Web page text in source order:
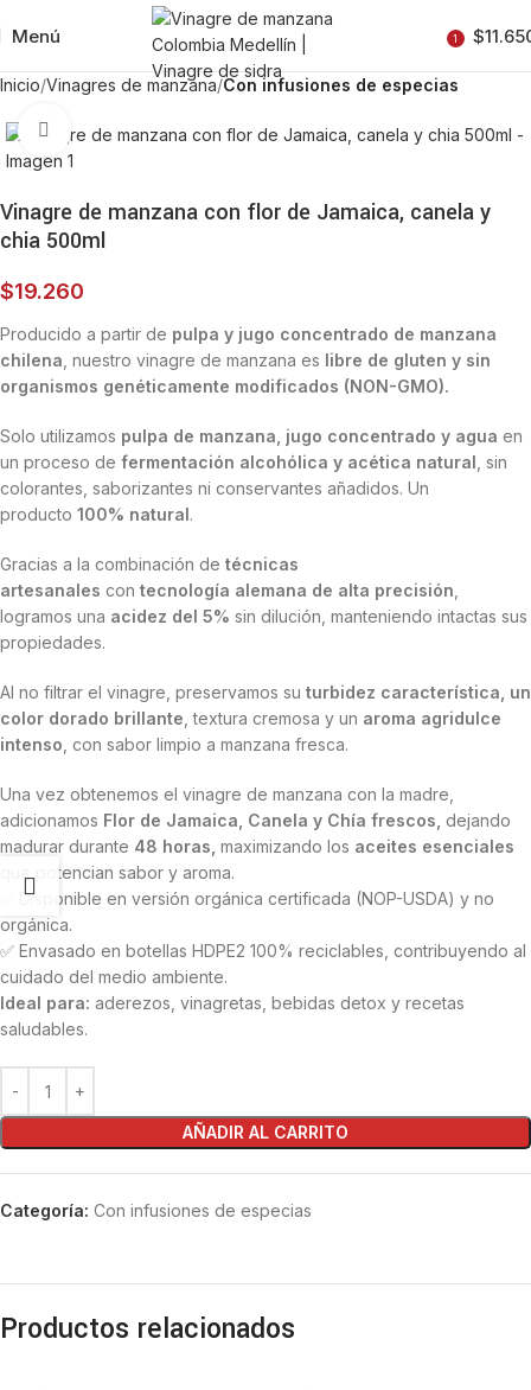
Menú 1 $
Inicio Vinagres de manzana Con infusiones de especias
Clic para ampliar
Vinagre de manzana con flor de Jamaica, canela y
chia 500ml
$19.260
Producido a partir de pulpa y jugo concentrado de manzana
chilena , nuestro vinagre de manzana es libre de gluten y sin
organismos genéticamente modificados (NON-GMO).
Solo utilizamos pulpa de manzana, jugo concentrado y agua en
un proceso de fermentación alcohólica y acética natural , sin
colorantes, saborizantes ni conservantes añadidos. Un
producto 100% natural.
Gracias a la combinación de técnicas
artesanales con tecnología alemana de alta precisión
logramos una acidez del 5% sin dilución, manteniendo intactas sus
propiedades.
Al no filtrar el vinagre, preservamos su turbidez característica, un
color dorado brillante , textura cremosa y un aroma agridulce
intenso , con sabor limpio a manzana fresca.
Una vez obtenemos el vinagre de manzana con la madre,
adicionamos Flor de Jamaica, Canela y Chía frescos, dejando
madurar durante 48 horas, maximizando los aceites esenciales
que potencian sabor y aroma.
✅ Disponible en versión orgánica certificada (NOP-USDA) y no
orgánica.
✅ Envasado en botellas HDPE2 100% reciclables, contribuyendo al
cuidado del medio ambiente.
Ideal para: aderezos, vinagretas, bebidas detox y recetas
saludables.
AÑADIR AL CARRITO
Categoría: Con infusiones de especias
Productos relacionados